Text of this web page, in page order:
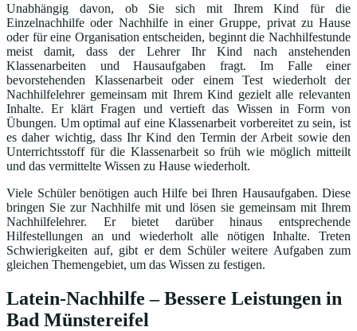
Unabhängig davon, ob Sie sich mit Ihrem Kind für die
Einzelnachhilfe oder Nachhilfe in einer Gruppe, privat zu Hause
oder für eine Organisation entscheiden, beginnt die Nachhilfestunde
meist damit, dass der Lehrer Ihr Kind nach anstehenden
Klassenarbeiten und Hausaufgaben fragt. Im Falle einer
bevorstehenden Klassenarbeit oder einem Test wiederholt der
Nachhilfelehrer gemeinsam mit Ihrem Kind gezielt alle relevanten
Inhalte. Er klärt Fragen und vertieft das Wissen in Form von
Übungen. Um optimal auf eine Klassenarbeit vorbereitet zu sein, ist
es daher wichtig, dass Ihr Kind den Termin der Arbeit sowie den
Unterrichtsstoff für die Klassenarbeit so früh wie möglich mitteilt
und das vermittelte Wissen zu Hause wiederholt.
Viele Schüler benötigen auch Hilfe bei Ihren Hausaufgaben. Diese
bringen Sie zur Nachhilfe mit und lösen sie gemeinsam mit Ihrem
Nachhilfelehrer. Er bietet darüber hinaus entsprechende
Hilfestellungen an und wiederholt alle nötigen Inhalte. Treten
Schwierigkeiten auf, gibt er dem Schüler weitere Aufgaben zum
gleichen Themengebiet, um das Wissen zu festigen.
Latein-Nachhilfe – Bessere Leistungen in
Bad Münstereifel